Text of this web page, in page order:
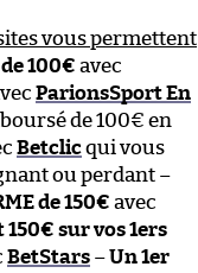
vous permettent
100€ avec
ParionsSport En
de 100€ en
Betclicqui vous
ou perdant –
de 150€ avec
sur vos 1ers
BetStars –Un 1er